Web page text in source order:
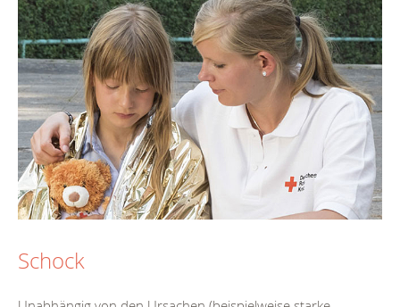
Schock